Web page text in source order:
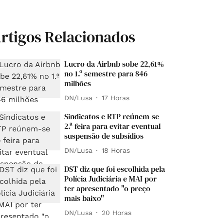
Relacionados
Lucro da Airbnb sobe 22,61%
no 1.º semestre para 846
milhões
DN/Lusa 17 Horas
Sindicatos e RTP reúnem-se
2.ª feira para evitar eventual
suspensão de subsídios
DN/Lusa 18 Horas
DST diz que foi escolhida pela
Polícia Judiciária e MAI por
ter apresentado "o preço
mais baixo"
DN/Lusa 20 Horas